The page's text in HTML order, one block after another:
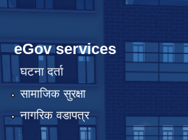
eGov services
घटना दर्ता
सामाजिक सुरक्षा
नागरिक वडापत्र